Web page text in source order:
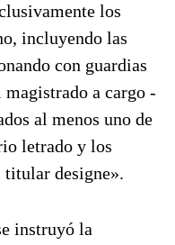
los
incluyendo las
con guardias
a cargo -
al menos uno de
letrado y los
titular designe».
instruyó la